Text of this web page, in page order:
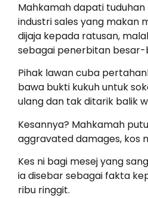
Mahkamah dapati
industri sales yang makan
dijaja kepada ratusan,
sebagai penerbitan besar-
Pihak lawan cuba
bawa bukti kukuh untuk
ulang dan tak ditarik balik
Kesannya? Mahkamah
aggravated damages, kos
Kes ni bagi mesej yang
ia disebar sebagai fakta
ribu ringgit.